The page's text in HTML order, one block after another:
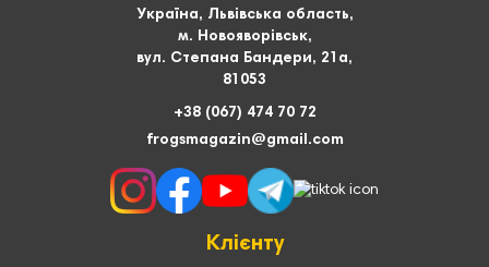
Україна, Львівська область,
м. Новояворівськ,
вул. Степана Бандери, 21а,
81053
+38 (067) 474 70 72
frogsmagazin@gmail.com
Клієнту